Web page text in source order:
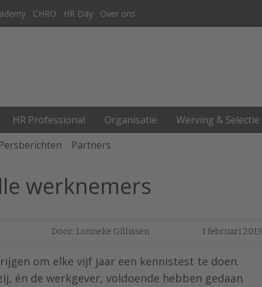
CHRO HR Day Over ons
HR Professional Organisatie Werving & Selectie
Persberichten Partners
werknemers
Door: Lonneke Gillissen 1 februari 2013
om elke vijf jaar een kennistest te doen.
én de werkgever, voldoende hebben gedaan